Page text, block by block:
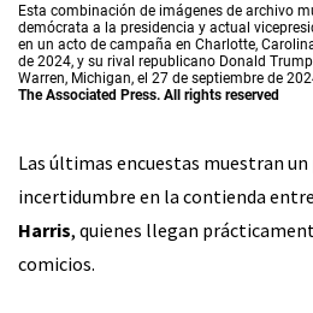
Esta combinación de imágenes de archivo
demócrata a la presidencia y actual
en un acto de campaña en Charlotte,
de 2024, y su rival republicano Donald
Warren, Michigan, el 27 de septiembre de
The Associated Press. All rights reserved
Las últimas encuestas muestran
incertidumbre en la contienda
Harris, quienes llegan
comicios.